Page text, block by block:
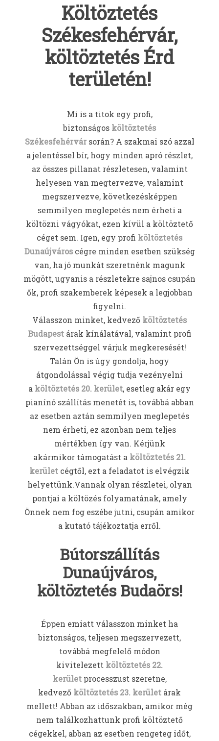
Költöztetés
Székesfehérvár,
költöztetés Érd
területén!
Mi is a titok egy profi,
biztonságos költöztetés
Székesfehérvársorán? A szakmai szó azzal
a jelentéssel bír, hogy minden apró részlet,
az összes pillanat részletesen, valamint
helyesen van megtervezve, valamint
megszervezve, következésképpen
semmilyen meglepetés nem érheti a
költözni vágyókat, ezen kívül a költöztető
céget sem. Igen, egy profi költöztetés
Dunaújvároscégre minden esetben szükség
van, ha jó munkát szeretnénk magunk
mögött, ugyanis a részletekre sajnos csupán
ők, profi szakemberek képesek a legjobban
figyelni.
Válasszon minket, kedvező költöztetés
Budapestárak kínálatával, valamint profi
szervezettséggel várjuk megkeresését!
Talán Ön is úgy gondolja, hogy
átgondolással végig tudja vezényelni
a költöztetés 20. kerület, esetleg akár egy
pianínó szállítás menetét is, továbbá abban
az esetben aztán semmilyen meglepetés
nem érheti, ez azonban nem teljes
mértékben így van. Kérjünk
akármikor támogatást a költöztetés 21.
kerület cégtől, ezt a feladatot is elvégzik
helyettünk.Vannak olyan részletei, olyan
pontjai a költözés folyamatának, amely
Önnek nem fog eszébe jutni, csupán amikor
a kutató tájékoztatja erről.
Bútorszállítás
Dunaújváros,
költöztetés Budaörs!
Éppen emiatt válasszon minket ha
biztonságos, teljesen megszervezett,
továbbá megfelelő módon
kivitelezett költöztetés 22.
kerületprocesszust szeretne,
kedvező költöztetés 23. kerület árak
mellett! Abban az időszakban, amikor még
nem találkozhattunk profi költöztető
cégekkel, abban az esetben rengeteg időt,